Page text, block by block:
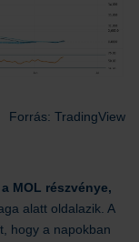
Forrás: TradingView
MOL részvénye,
alatt oldalazik. A
hogy a napokban